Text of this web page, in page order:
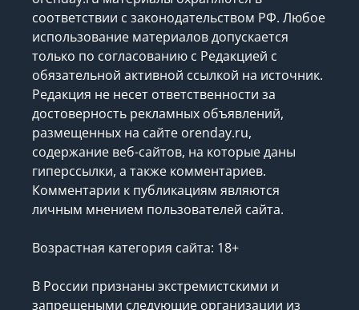
соответствии с законодательством РФ. Любое
использование материалов допускается
только по согласованию с Редакцией с
обязательной активной ссылкой на источник.
Редакция не несет ответственности за
достоверность рекламных объявлений,
размещенных на сайте orenday.ru,
содержание веб-сайтов, на которые даны
гиперссылки, а также комментариев.
Комментарии к публикациям являются
личным мнением пользователей сайта.
Возрастная категория сайта: 18+
В России признаны экстремистскими и
запрещеными следующие организации из